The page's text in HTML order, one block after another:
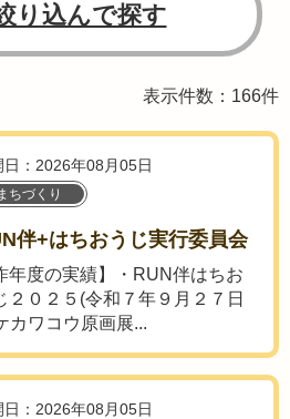
り込んで探す
表示件数：166件
日：2026年08月05日
ちづくり
伴+はちおうじ実行委員会
年度の実績】・RUN伴はちお
２０２５(令和７年９月２７日
カワコウ原画展...
日：2026年08月05日